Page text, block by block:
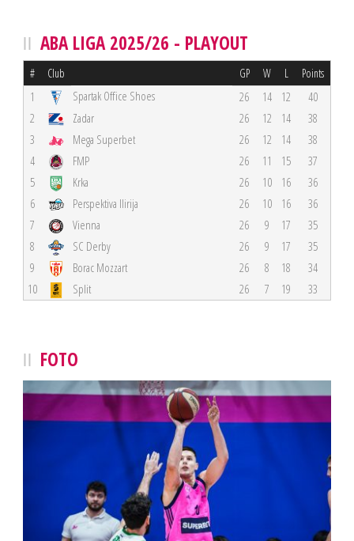
ABA LIGA 2025/26 - PLAYOUT
# Club GP W L Points
1 Spartak Office Shoes 26 14 12
40
2
Zadar 26 12 14
38
3
Mega Superbet 26 12 14
38
4
FMP 26 11 15
37
5
Krka 26 10 16
36
6
Perspektiva Ilirija 26 10 16
36
7
Vienna 26 9 17
35
8
SC Derby 26 9 17
35
9
Borac Mozzart 26 8 18
34
10
Split 26 7 19 33
FOTO